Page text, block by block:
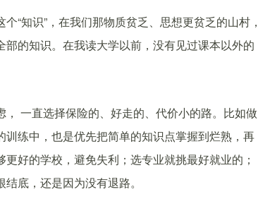
“知识”，在我们那物质贫乏、思想更贫乏的山村，
的知识。在我读大学以前，没有见过课本以外的
一直选择保险的、好走的、代价小的路。比如做
练中，也是优先把简单的知识点掌握到烂熟，再
好的学校，避免失利；选专业就挑最好就业的；
底，还是因为没有退路。